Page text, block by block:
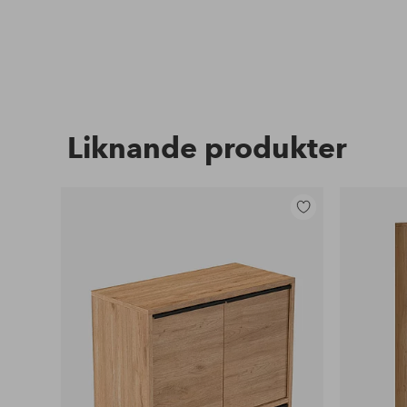
Liknande produkter